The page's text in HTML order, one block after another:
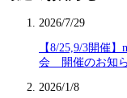
2026/7/29
【8/25,9/3開催
会 開催のお知
2026/1/8